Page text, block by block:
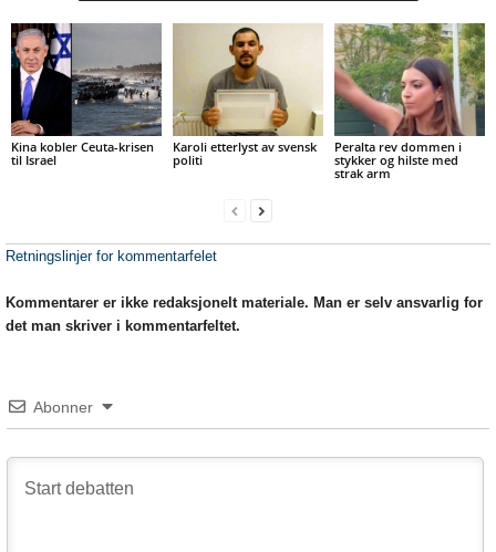
Kina kobler Ceuta-krisen
til Israel
Karoli etterlyst av svensk
politi
Peralta rev dommen i
stykker og hilste med
strak arm
Retningslinjer for kommentarfelet
Kommentarer er ikke redaksjonelt materiale. Man er selv ansvarlig for
det man skriver i kommentarfeltet.
Abonner